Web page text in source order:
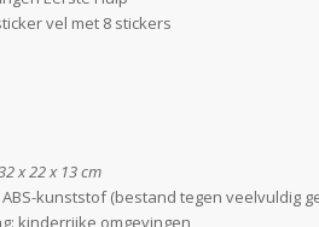
vel met 8 stickers
x 22 x 13 cm
kunststof (bestand tegen veelvuldig
kinderrijke omgevingen